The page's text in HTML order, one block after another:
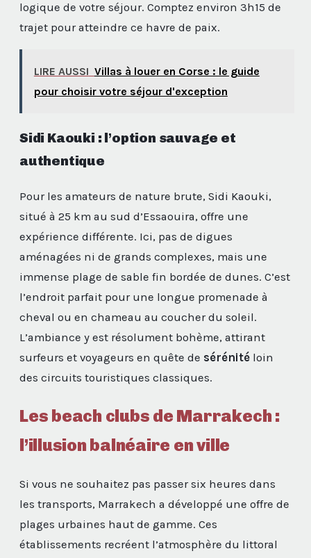
logique de votre séjour. Comptez environ 3h15 de
trajet pour atteindre ce havre de paix.
LIRE AUSSI Villas à louer en Corse : le guide
pour choisir votre séjour d'exception
Sidi Kaouki : l’option sauvage et
authentique
Pour les amateurs de nature brute, Sidi Kaouki,
situé à 25 km au sud d’Essaouira, offre une
expérience différente. Ici, pas de digues
aménagées ni de grands complexes, mais une
immense plage de sable fin bordée de dunes. C’est
l’endroit parfait pour une longue promenade à
cheval ou en chameau au coucher du soleil.
L’ambiance y est résolument bohème, attirant
surfeurs et voyageurs en quête de sérénité loin
des circuits touristiques classiques.
Les beach clubs de Marrakech :
l’illusion balnéaire en ville
Si vous ne souhaitez pas passer six heures dans
les transports, Marrakech a développé une offre de
plages urbaines haut de gamme. Ces
établissements recréent l’atmosphère du littoral